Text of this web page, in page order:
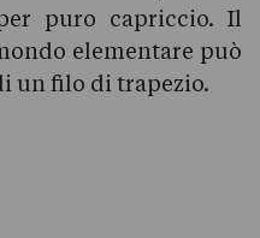
puro capriccio. Il
elementare può
un filo di trapezio.